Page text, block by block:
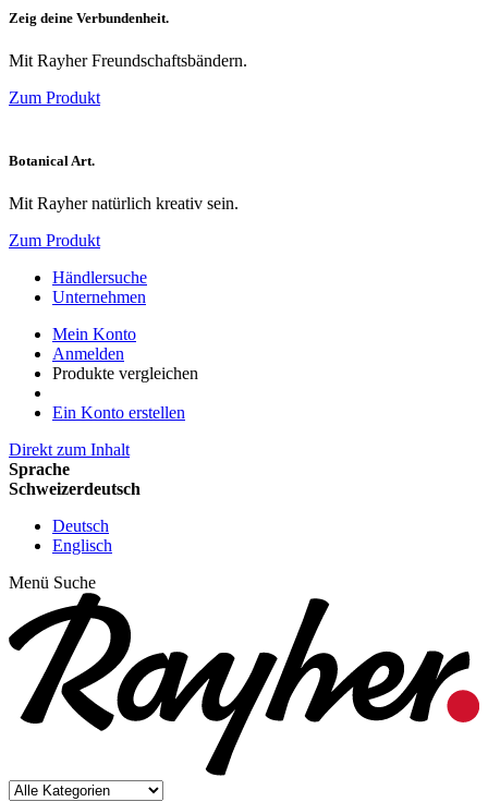
Zeig deine Verbundenheit.
Mit Rayher Freundschaftsbändern.
Zum Produkt
Botanical Art.
Mit Rayher natürlich kreativ sein.
Zum Produkt
Händlersuche
Unternehmen
Mein Konto
Anmelden
Produkte vergleichen
Ein Konto erstellen
Direkt zum Inhalt
Sprache
Schweizerdeutsch
Deutsch
Englisch
Menü Suche